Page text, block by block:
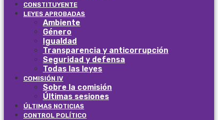
CONSTITUYENTE
LEYES APROBADAS
Ambiente
Género
Igualdad
Transparencia y anticorrupción
Seguridad y defensa
Todas las leyes
COMISIÓN IV
Sobre la comisión
Últimas sesiones
ÚLTIMAS NOTICIAS
CONTROL POLÍTICO